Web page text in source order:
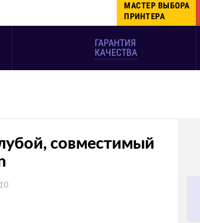
МАСТЕР ВЫБОРА
ПРИНТЕРА
ГАРАНТИЯ
КАЧЕСТВА
совместимый